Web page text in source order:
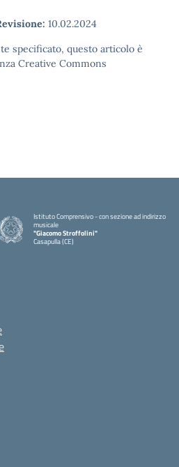
10.02.2024
specificato, questo articolo è
Creative Commons
Istituto Comprensivo - con sezione ad indirizzo
musicale
"Giacomo Stroffolini"
Casapulla (CE)